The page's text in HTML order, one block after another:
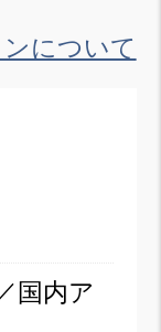
について
国内ア